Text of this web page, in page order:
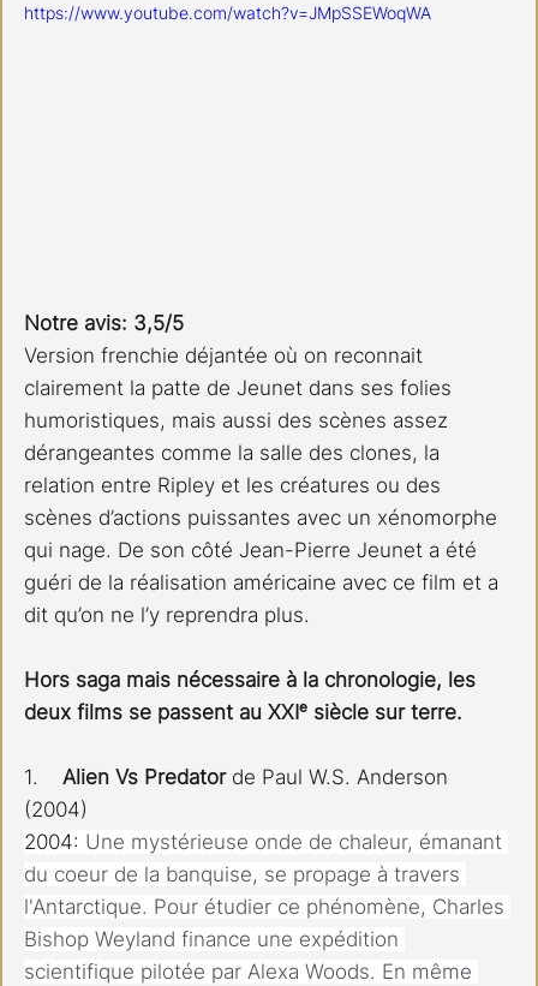
https://www.youtube.com/watch?v=JMpSSEWoqWA
Notre avis: 3,5/5
Version frenchie déjantée où on reconnait
clairement la patte de Jeunet dans ses folies
humoristiques, mais aussi des scènes assez
dérangeantes comme la salle des clones, la
relation entre Ripley et les créatures ou des
scènes d’actions puissantes avec un xénomorphe
qui nage. De son côté Jean-Pierre Jeunet a été
guéri de la réalisation américaine avec ce film et a
dit qu’on ne l’y reprendra plus.
Hors saga mais nécessaire à la chronologie, les
deux films se passent au XXIᵉ siècle sur terre.
1. Alien Vs Predator de Paul W.S. Anderson
(2004)
2004: Une mystérieuse onde de chaleur, émanant
du coeur de la banquise, se propage à travers
l'Antarctique. Pour étudier ce phénomène, Charles
Bishop Weyland finance une expédition
scientifique pilotée par Alexa Woods. En même